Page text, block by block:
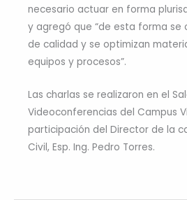
necesario actuar en forma
y agregó que “de esta forma se
de calidad y se optimizan
equipos y procesos”.
Las charlas se realizaron en el
Videoconferencias del Campus
participación del Director de la
Civil, Esp. Ing. Pedro Torres.